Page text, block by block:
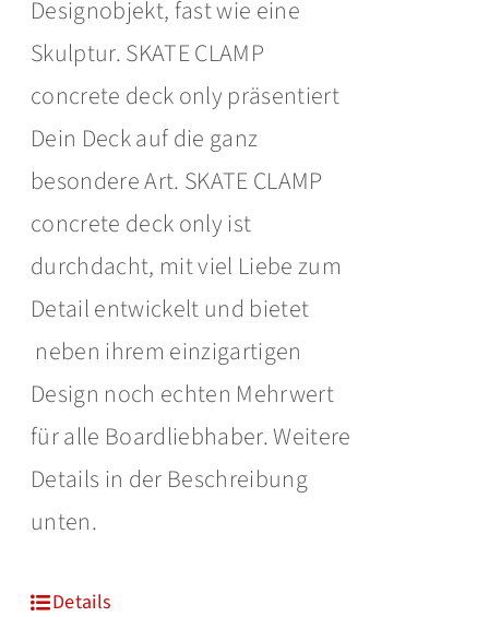
Designobjekt, fast wie eine
Skulptur. SKATE CLAMP
concrete deck only präsentiert
Dein Deck auf die ganz
besondere Art. SKATE CLAMP
concrete deck only ist
durchdacht, mit viel Liebe zum
Detail entwickelt und bietet
neben ihrem einzigartigen
Design noch echten Mehrwert
für alle Boardliebhaber. Weitere
Details in der Beschreibung
unten.
Details